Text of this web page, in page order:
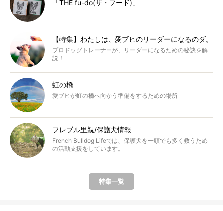
「THE fu-do(ザ・フード)」
【特集】わたしは、愛ブヒのリーダーになるのダ。
プロドッグトレーナーが、リーダーになるための秘訣を解
説！
虹の橋
愛ブヒが虹の橋へ向かう準備をするための場所
フレブル里親/保護犬情報
French Bulldog Lifeでは、保護犬を一頭でも多く救うため
の活動支援をしています。
特集一覧